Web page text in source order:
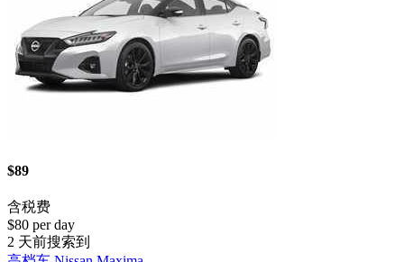
$89
含税费
$80 per day
2 天前搜索到